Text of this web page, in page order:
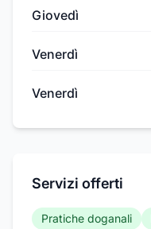
Giovedì
Venerdì
Venerdì
Servizi offerti
Pratiche doganali